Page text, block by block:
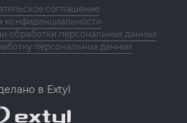
соглашение
конфиденциальности
обработки персональных данных
персональных данных
в Extyl